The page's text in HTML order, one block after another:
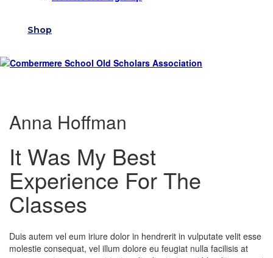
Shop
Anna Hoffman
It Was My Best
Experience For The
Classes
Duis autem vel eum iriure dolor in hendrerit in vulputate velit esse
molestie consequat, vel illum dolore eu feugiat nulla facilisis at